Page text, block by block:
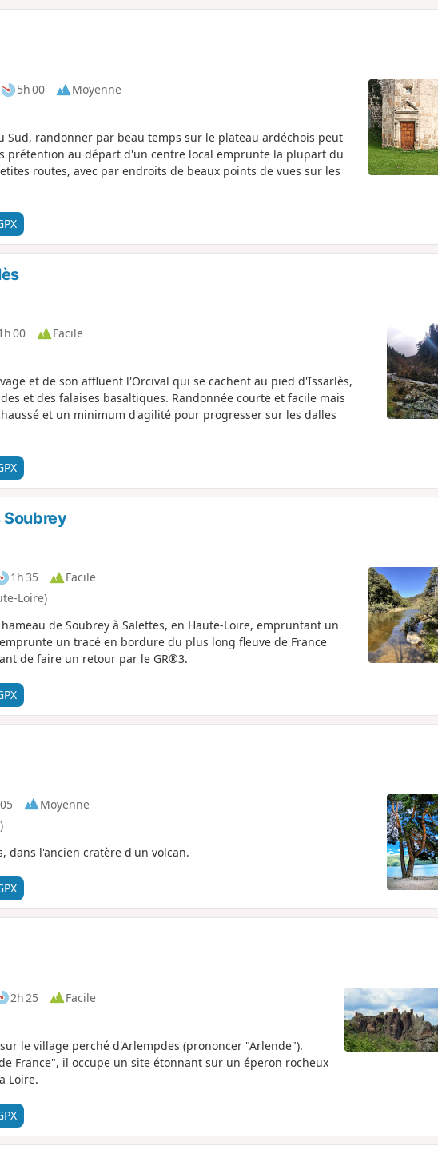
5h 00
Moyenne
Sud, randonner par beau temps sur le plateau ardéchois peut
prétention au départ d'un centre local emprunte la plupart du
routes, avec par endroits de beaux points de vues sur les
00
Facile
et de son affluent l'Orcival qui se cachent au pied d'Issarlès,
et des falaises basaltiques. Randonnée courte et facile mais
et un minimum d'agilité pour progresser sur les dalles
Soubrey
1h 35
Facile
Loire)
de Soubrey à Salettes, en Haute-Loire, empruntant un
un tracé en bordure du plus long fleuve de France
de faire un retour par le GR®3.
Moyenne
dans l'ancien cratère d'un volcan.
2h 25
Facile
le village perché d'Arlempdes (prononcer "Arlende").
France", il occupe un site étonnant sur un éperon rocheux
Loire.